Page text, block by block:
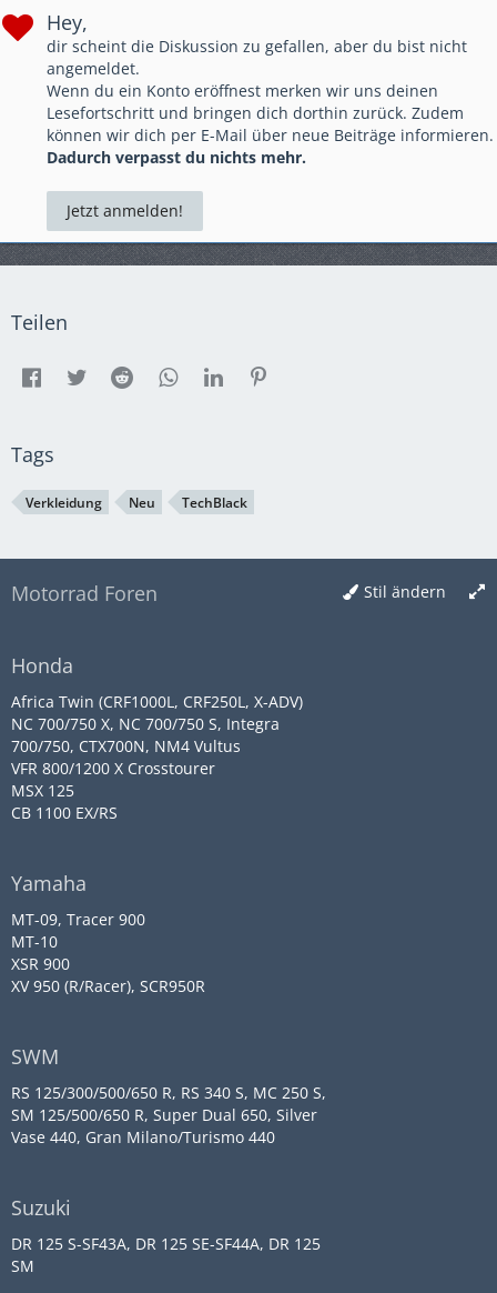
Hey,
dir scheint die Diskussion zu gefallen, aber du bist nicht
angemeldet.
Wenn du ein Konto eröffnest merken wir uns deinen
Lesefortschritt und bringen dich dorthin zurück. Zudem
können wir dich per E-Mail über neue Beiträge informieren.
Dadurch verpasst du nichts mehr.
Jetzt anmelden!
Teilen
Tags
Verkleidung Neu TechBlack
Stil ändern
Motorrad Foren
Honda
Africa Twin (CRF1000L, CRF250L, X-ADV)
NC 700/750 X, NC 700/750 S, Integra
700/750, CTX700N, NM4 Vultus
VFR 800/1200 X Crosstourer
MSX 125
CB 1100 EX/RS
Yamaha
MT-09, Tracer 900
MT-10
XSR 900
XV 950 (R/Racer), SCR950R
SWM
RS 125/300/500/650 R, RS 340 S, MC 250 S,
SM 125/500/650 R, Super Dual 650, Silver
Vase 440, Gran Milano/Turismo 440
Suzuki
DR 125 S-SF43A, DR 125 SE-SF44A, DR 125
SM